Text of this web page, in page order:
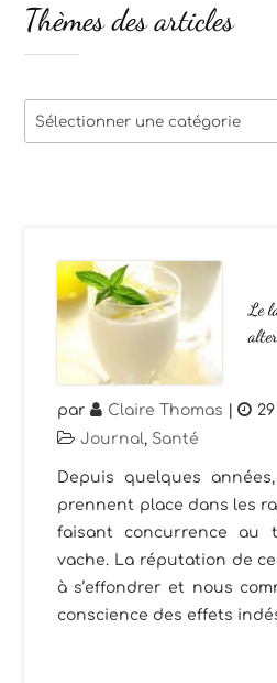
Le
par Claire Thomas |
Journal, Santé
Depuis quelques
prennent place dans les
faisant concurrence au
vache. La réputation de
à s’effondrer et nous
conscience des effets
Thèmes des articles
Thèmes
des